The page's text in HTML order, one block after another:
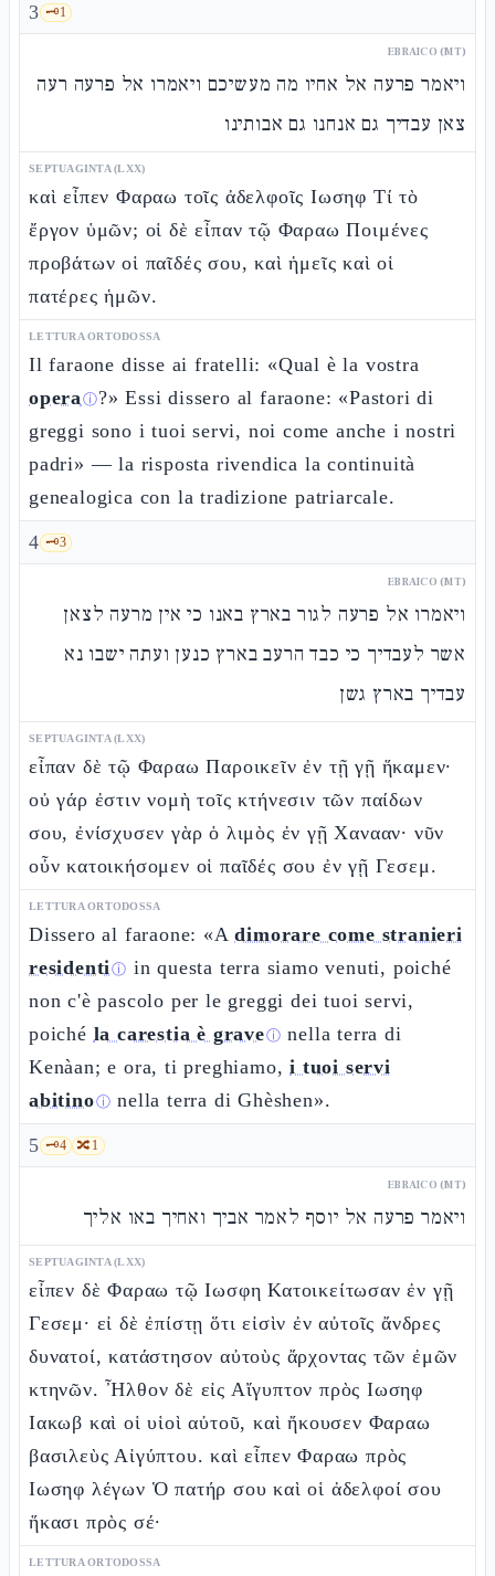
3 🗝️1
EBRAICO (MT)
ויאמר פרעה אל אחיו מה מעשיכם ויאמרו אל פרעה רעה
צאן עבדיך גם אנחנו גם אבותינו
SEPTUAGINTA (LXX)
καὶ εἶπεν Φαραω τοῖς ἀδελφοῖς Ιωσηφ Τί τὸ
ἔργον ὑμῶν; οἱ δὲ εἶπαν τῷ Φαραω Ποιμένες
προβάτων οἱ παῖδές σου, καὶ ἡμεῖς καὶ οἱ
πατέρες ἡμῶν.
LETTURA ORTODOSSA
Il faraone disse ai fratelli: «Qual è la vostra
operaⓘ?» Essi dissero al faraone: «Pastori di
greggi sono i tuoi servi, noi come anche i nostri
padri» — la risposta rivendica la continuità
genealogica con la tradizione patriarcale.
4 🗝️3
EBRAICO (MT)
ויאמרו אל פרעה לגור בארץ באנו כי אין מרעה לצאן
אשר לעבדיך כי כבד הרעב בארץ כנען ועתה ישבו נא
עבדיך בארץ גשן
SEPTUAGINTA (LXX)
εἶπαν δὲ τῷ Φαραω Παροικεῖν ἐν τῇ γῇ ἥκαμεν·
οὐ γάρ ἐστιν νομὴ τοῖς κτήνεσιν τῶν παίδων
σου, ἐνίσχυσεν γὰρ ὁ λιμὸς ἐν γῇ Χανααν· νῦν
οὖν κατοικήσομεν οἱ παῖδές σου ἐν γῇ Γεσεμ.
LETTURA ORTODOSSA
Dissero al faraone: «Adimorare come stranieri
residentiⓘ in questa terra siamo venuti, poiché
non c'è pascolo per le greggi dei tuoi servi,
poiché la carestia è graveⓘ nella terra di
Kenàan; e ora, ti preghiamo,i tuoi servi
abitinoⓘ nella terra di Ghèshen».
5 🗝️4 🔀1
EBRAICO (MT)
ויאמר פרעה אל יוסף לאמר אביך ואחיך באו אליך
SEPTUAGINTA (LXX)
εἶπεν δὲ Φαραω τῷ Ιωσφη Κατοικείτωσαν ἐν γῇ
Γεσεμ· εἰ δὲ ἐπίστῃ ὅτι εἰσὶν ἐν αὐτοῖς ἄνδρες
δυνατοί, κατάστησον αὐτοὺς ἄρχοντας τῶν ἐμῶν
κτηνῶν. Ἦλθον δὲ εἰς Αἴγυπτον πρὸς Ιωσηφ
Ιακωβ καὶ οἱ υἱοὶ αὐτοῦ, καὶ ἤκουσεν Φαραω
βασιλεὺς Αἰγύπτου. καὶ εἶπεν Φαραω πρὸς
Ιωσηφ λέγων Ὁ πατήρ σου καὶ οἱ ἀδελφοί σου
ἥκασι πρὸς σέ·
LETTURA ORTODOSSA